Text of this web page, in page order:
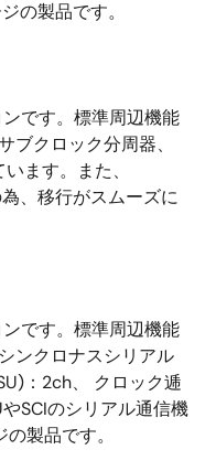
の製品です。
です。標準周辺機能
ブクロック分周器、
ます。また、
、移行がスムーズに
です。標準周辺機能
ンクロナスシリアル
：2ch、 クロック逓
SCIのシリアル通信機
製品です。